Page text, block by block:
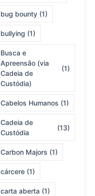
bug bounty (1)
bullying (1)
Busca e
Apreensão (via
Cadeia de
Custódia)
(1)
Cabelos Humanos (1)
Cadeia de
Custódia
(13)
Carbon Majors (1)
cárcere (1)
carta aberta (1)